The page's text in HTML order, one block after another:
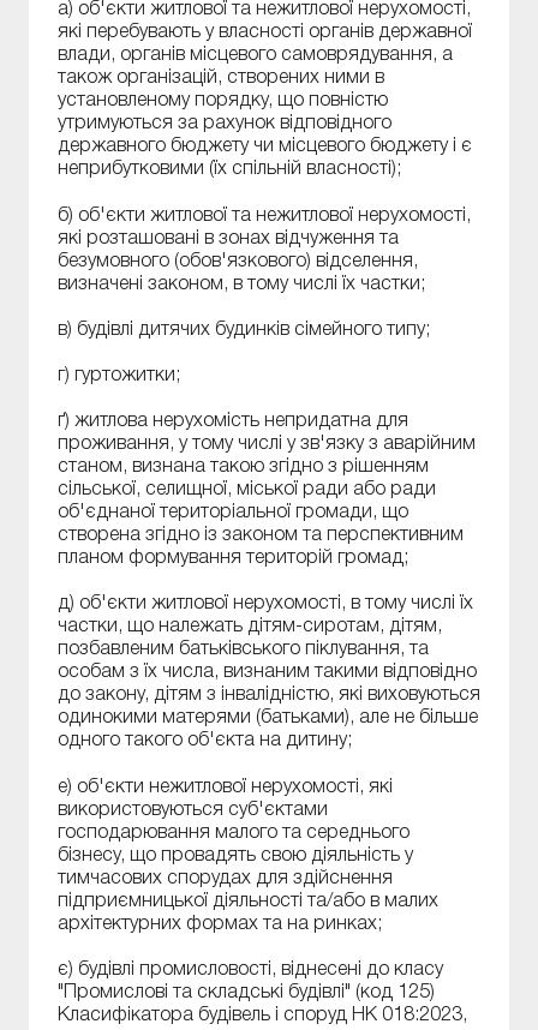
а) об'єкти житлової та нежитлової нерухомості,
які перебувають у власності органів державної
влади, органів місцевого самоврядування, а
також організацій, створених ними в
установленому порядку, що повністю
утримуються за рахунок відповідного
державного бюджету чи місцевого бюджету і є
неприбутковими (їх спільній власності);
б) об'єкти житлової та нежитлової нерухомості,
які розташовані в зонах відчуження та
безумовного (обов'язкового) відселення,
визначені законом, в тому числі їх частки;
в) будівлі дитячих будинків сімейного типу;
г) гуртожитки;
ґ) житлова нерухомість непридатна для
проживання, у тому числі у зв'язку з аварійним
станом, визнана такою згідно з рішенням
сільської, селищної, міської ради або ради
об'єднаної територіальної громади, що
створена згідно із законом та перспективним
планом формування територій громад;
д) об'єкти житлової нерухомості, в тому числі їх
частки, що належать дітям-сиротам, дітям,
позбавленим батьківського піклування, та
особам з їх числа, визнаним такими відповідно
до закону, дітям з інвалідністю, які виховуються
одинокими матерями (батьками), але не більше
одного такого об'єкта на дитину;
е) об'єкти нежитлової нерухомості, які
використовуються суб'єктами
господарювання малого та середнього
бізнесу, що провадять свою діяльність у
тимчасових спорудах для здійснення
підприємницької діяльності та/або в малих
архітектурних формах та на ринках;
є) будівлі промисловості, віднесені до класу
"Промислові та складські будівлі" (код 125)
Класифікатора будівель і споруд НК 018:2023,